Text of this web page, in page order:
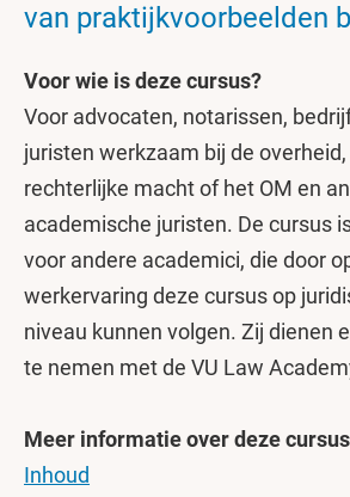
van praktijkvoorbeelden
Voor wie is deze cursus?
Voor advocaten, notarissen,
juristen werkzaam bij de
rechterlijke macht of het OM en
academische juristen. De cursus
voor andere academici, die door
werkervaring deze cursus op
niveau kunnen volgen. Zij dienen
te nemen met de VU Law
Meer informatie over deze cursus
Inhoud